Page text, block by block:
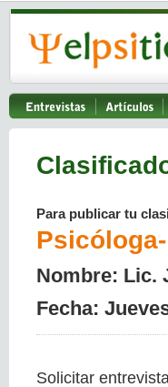
Para publicar tu
Nombre: Lic.
Fecha:
Solicitar